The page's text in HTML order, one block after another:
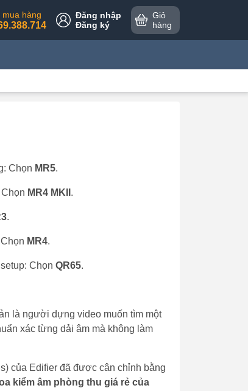
mua hàng
Đăng nhập
Đăng ký
Giỏ
hàng
Chọn MR5.
MR4 MKII .
.
MR4.
Chọn QR65.
là người dựng video muốn tìm một
xác từng dải âm mà không làm
của Edifier đã được cân chỉnh bằng
kiểm âm phòng thu giá rẻ của